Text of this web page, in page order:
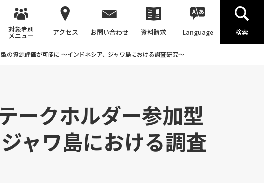
対象者別
メニュー アクセス お問い合わせ 資料請求 Language 検索
の資源評価が可能に 〜インドネシア、ジャワ島における調査研究〜
ークホルダー参加型
ャワ島における調査